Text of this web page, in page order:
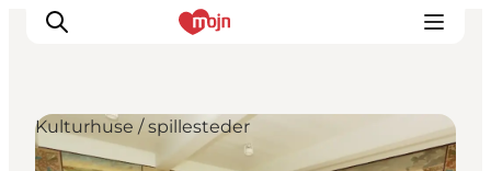
Kulturhuse / spillesteder